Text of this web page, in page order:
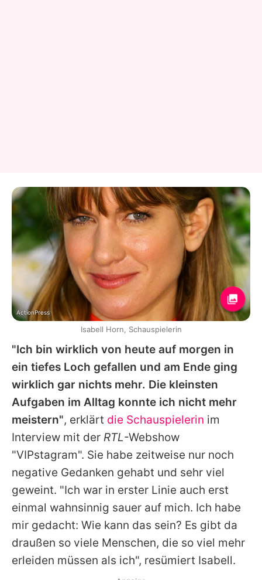
"Ich bin wirklich von heute auf morgen in
ein tiefes Loch gefallen und am Ende ging
wirklich gar nichts mehr. Die kleinsten
Aufgaben im Alltag konnte ich nicht mehr
meistern", erklärt die Schauspielerin im
Interview mit der RTL-Webshow
"VIPstagram". Sie habe zeitweise nur noch
negative Gedanken gehabt und sehr viel
geweint. "Ich war in erster Linie auch erst
einmal wahnsinnig sauer auf mich. Ich habe
mir gedacht: Wie kann das sein? Es gibt da
draußen so viele Menschen, die so viel mehr
erleiden müssen als ich", resümiert Isabell.
ActionPress
Isabell Horn, Schauspielerin